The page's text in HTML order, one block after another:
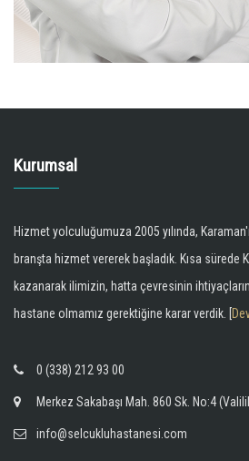
Kurumsal
Hizmet yolculuğumuza 2005 yılında,
branşta hizmet vererek başladık. Kısa sürede
kazanarak ilimizin, hatta çevresinin
hastane olmamız gerektiğine karar verdik. [
0 (338) 212 93 00
Merkez Sakabaşı Mah. 860 Sk. No:4
info@selcukluhastanesi.com